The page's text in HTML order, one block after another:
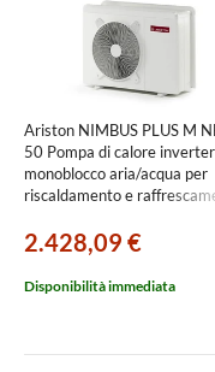
Ariston NIMBUS PLUS M
50 Pompa di calore inverter
monoblocco aria/acqua per
riscaldamento e
2.428,09 €
Disponibilità immediata